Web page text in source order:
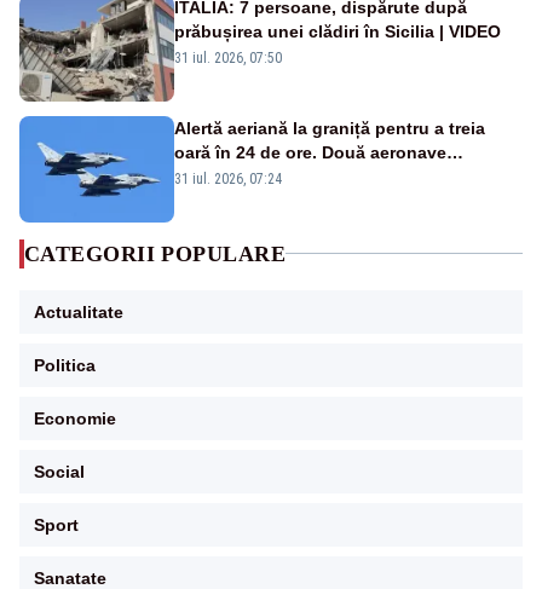
ITALIA: 7 persoane, dispărute după
prăbușirea unei clădiri în Sicilia | VIDEO
31 iul. 2026, 07:50
Alertă aeriană la graniță pentru a treia
oară în 24 de ore. Două aeronave
Eurofighter britanice au fost ridicate de la
31 iul. 2026, 07:24
CATEGORII POPULARE
Actualitate
Politica
Economie
Social
Sport
Sanatate